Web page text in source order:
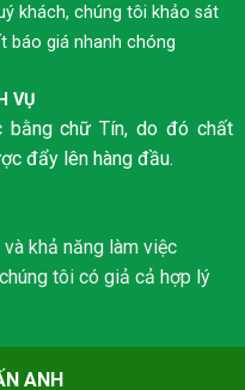
khách, chúng tôi khảo sát
báo giá nhanh chóng
VỤ
bằng chữ Tín, do đó chất
đẩy lên hàng đầu.
khả năng làm việc
tôi có giả cả hợp lý
ANH